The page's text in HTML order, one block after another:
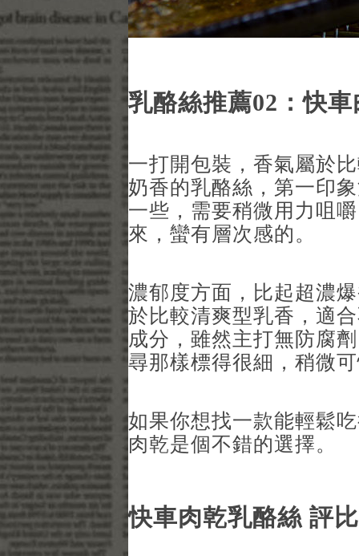
乳酪絲推薦02：快
一打開包裝，香氣屬於
奶香的乳酪絲，第一印
一些，需要稍微用力咀
來，蠻有層次感的。
濃郁度方面，比起超濃
於比較清爽型乳香，適
成分，雖然主打無防腐
尋那樣標得很細，稍微
如果你想找一款能輕鬆
肉乾是個不錯的選擇。
快車肉乾乳酪絲 評比